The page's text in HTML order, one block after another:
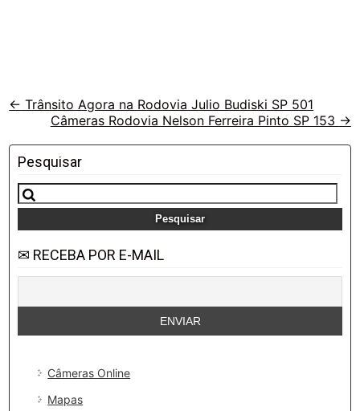
Veja
outras
vias
← Trânsito Agora na Rodovia Julio Budiski SP 501
Câmeras Rodovia Nelson Ferreira Pinto SP 153 →
Pesquisar
Pesquisar
por:
✉ RECEBA POR E-MAIL
Câmeras Online
Mapas